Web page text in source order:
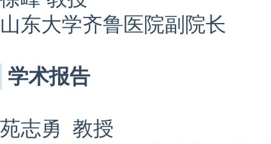
山东大学齐鲁医院副院长
学术报告
苑志勇 教授